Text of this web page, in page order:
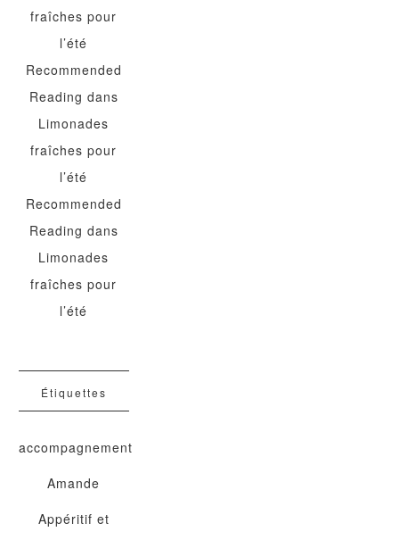
fraîches pour
l’été
Recommended
Reading dans
Limonades
fraîches pour
l’été
Recommended
Reading dans
Limonades
fraîches pour
l’été
Étiquettes
accompagnement
Amande
Appéritif et